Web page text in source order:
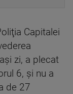
Capitalei
zi, a plecat
6, şi nu a
de 27